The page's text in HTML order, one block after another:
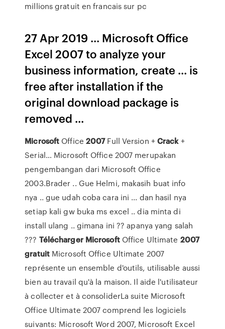
millions gratuit en francais sur pc
27 Apr 2019 ... Microsoft Office
Excel 2007 to analyze your
business information, create ... is
free after installation if the
original download package is
removed ...
Microsoft Office 2007Full Version +Crack+
Serial… Microsoft Office 2007 merupakan
pengembangan dari Microsoft Office
2003.Brader .. Gue Helmi, makasih buat info
nya .. gue udah coba cara ini ... dan hasil nya
setiap kali gw buka ms excel .. dia minta di
install ulang .. gimana ini ?? apanya yang salah
??? Télécharger MicrosoftOffice Ultimate 2007
gratuitMicrosoft Office Ultimate 2007
représente un ensemble d'outils, utilisable aussi
bien au travail qu'à la maison. Il aide l'utilisateur
à collecter et à consoliderLa suite Microsoft
Office Ultimate 2007 comprend les logiciels
suivants: Microsoft Word 2007, Microsoft Excel